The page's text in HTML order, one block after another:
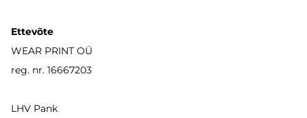
Ettevõte
WEAR PRINT OÜ
reg. nr. 16667203
LHV Pank